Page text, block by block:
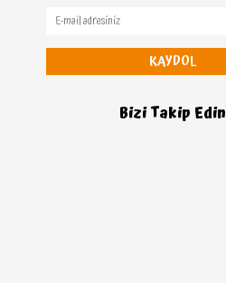
KAYDOL
Bizi Takip Edin